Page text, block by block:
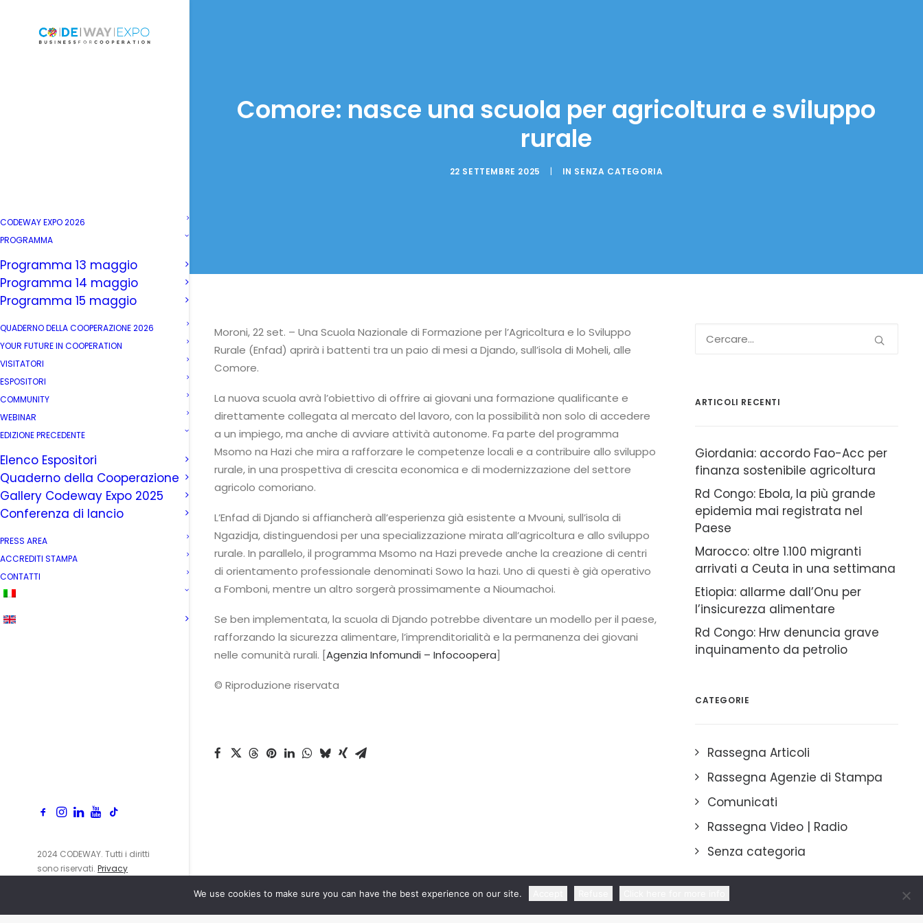
CODEWAY EXPO 2026
PROGRAMMA
Programma 13 maggio
Programma 14 maggio
Programma 15 maggio
QUADERNO DELLA COOPERAZIONE 2026
YOUR FUTURE IN COOPERATION
VISITATORI
ESPOSITORI
COMMUNITY
WEBINAR
EDIZIONE PRECEDENTE
Elenco Espositori
Quaderno della Cooperazione
Gallery Codeway Expo 2025
Conferenza di lancio
PRESS AREA
ACCREDITI STAMPA
CONTATTI
2024 CODEWAY. Tutti i diritti
sono riservati. Privacy
Comore: nasce una scuola per agricoltura e sviluppo
rurale
22 SETTEMBRE 2025 | IN SENZA CATEGORIA
Moroni, 22 set. – Una Scuola Nazionale di Formazione per l’Agricoltura e lo Sviluppo
Rurale (Enfad) aprirà i battenti tra un paio di mesi a Djando, sull’isola di Moheli, alle
Comore.
La nuova scuola avrà l’obiettivo di offrire ai giovani una formazione qualificante e
direttamente collegata al mercato del lavoro, con la possibilità non solo di accedere
a un impiego, ma anche di avviare attività autonome. Fa parte del programma
Msomo na Hazi che mira a rafforzare le competenze locali e a contribuire allo sviluppo
rurale, in una prospettiva di crescita economica e di modernizzazione del settore
agricolo comoriano.
L’Enfad di Djando si affiancherà all’esperienza già esistente a Mvouni, sull’isola di
Ngazidja, distinguendosi per una specializzazione mirata all’agricoltura e allo sviluppo
rurale. In parallelo, il programma Msomo na Hazi prevede anche la creazione di centri
di orientamento professionale denominati Sowo la hazi. Uno di questi è già operativo
a Fomboni, mentre un altro sorgerà prossimamente a Nioumachoi.
Se ben implementata, la scuola di Djando potrebbe diventare un modello per il paese,
rafforzando la sicurezza alimentare, l’imprenditorialità e la permanenza dei giovani
nelle comunità rurali. [Agenzia Infomundi – Infocoopera]
© Riproduzione riservata
ARTICOLI RECENTI
Giordania: accordo Fao-Acc per
finanza sostenibile agricoltura
Rd Congo: Ebola, la più grande
epidemia mai registrata nel
Paese
Marocco: oltre 1.100 migranti
arrivati a Ceuta in una settimana
Etiopia: allarme dall’Onu per
l’insicurezza alimentare
Rd Congo: Hrw denuncia grave
inquinamento da petrolio
CATEGORIE
Rassegna Articoli
Rassegna Agenzie di Stampa
Comunicati
Rassegna Video | Radio
Senza categoria
We use cookies to make sure you can have the best experience on our site.